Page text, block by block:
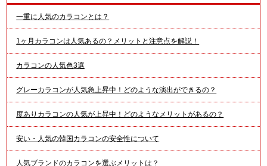
一重に人気のカラコンとは？
1ヶ月カラコンは人気あるの？メリットと注意点を解説！
カラコンの人気色3選
グレーカラコンが人気急上昇中！どのような演出ができるの？
度ありカラコンの人気が上昇中！どのようなメリットがあるの？
安い・人気の韓国カラコンの安全性について
人気ブランドのカラコンを選ぶメリットは？